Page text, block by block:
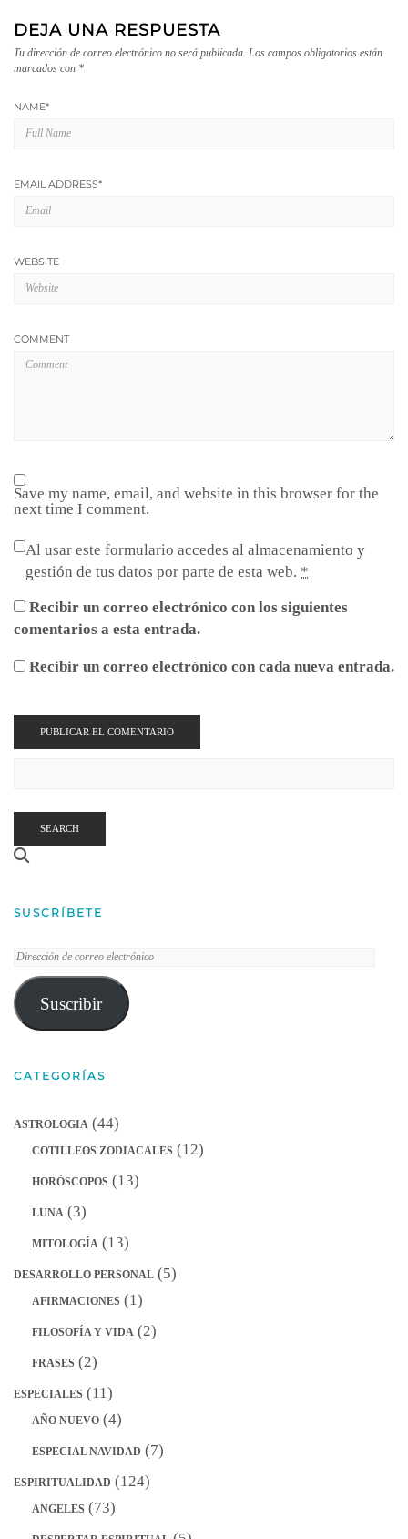
DEJA UNA RESPUESTA
Tu dirección de correo electrónico no será publicada. Los campos obligatorios están
marcados con *
NAME*
EMAIL ADDRESS*
WEBSITE
COMMENT
Save my name, email, and website in this browser for the
next time I comment.
Al usar este formulario accedes al almacenamiento y
gestión de tus datos por parte de esta web. *
Recibir un correo electrónico con los siguientes
comentarios a esta entrada.
Recibir un correo electrónico con cada nueva entrada.
SEARCH
SUSCRÍBETE
Dirección
de
correo
electrónico
Suscribir
CATEGORÍAS
ASTROLOGIA (44)
COTILLEOS ZODIACALES (12)
HORÓSCOPOS (13)
LUNA (3)
MITOLOGÍA (13)
DESARROLLO PERSONAL (5)
AFIRMACIONES (1)
FILOSOFÍA Y VIDA (2)
FRASES (2)
ESPECIALES (11)
AÑO NUEVO (4)
ESPECIAL NAVIDAD (7)
ESPIRITUALIDAD (124)
ANGELES (73)